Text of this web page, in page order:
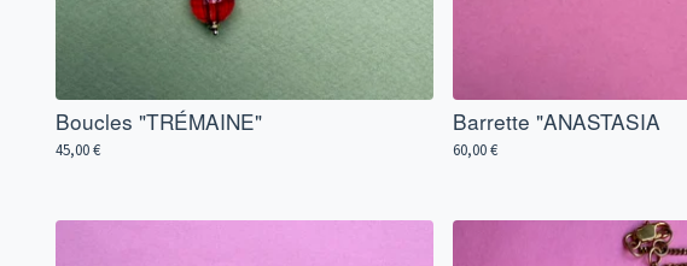
Boucles "TRÉMAINE"
45,00€
Barrette "ANASTASIA
60,00€